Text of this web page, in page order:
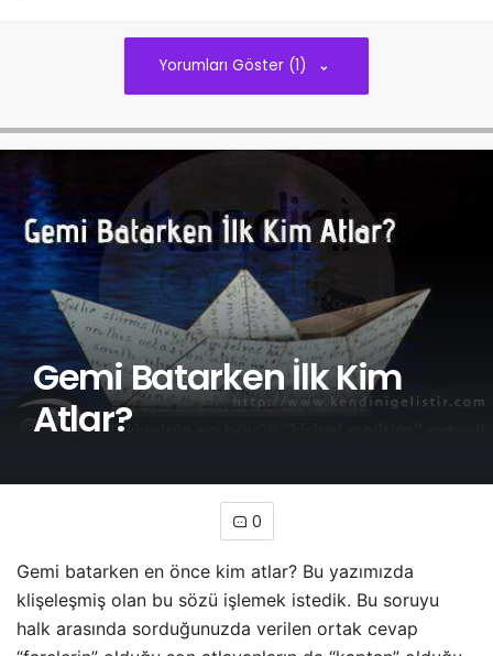
Yorumları Göster (1)
Gemi Batarken İlk Kim
Atlar?
0
Gemi batarken en önce kim atlar? Bu yazımızda
klişeleşmiş olan bu sözü işlemek istedik. Bu soruyu
halk arasında sorduğunuzda verilen ortak cevap